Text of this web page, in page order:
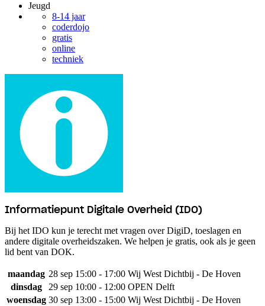
Jeugd
8-14 jaar
coderdojo
gratis
online
techniek
Informatiepunt Digitale Overheid (IDO)
Bij het IDO kun je terecht met vragen over DigiD, toeslagen en
andere digitale overheidszaken. We helpen je gratis, ook als je geen
lid bent van DOK.
maandag 28 sep 15:00 - 17:00 Wij West Dichtbij - De Hoven
dinsdag
29 sep 10:00 - 12:00 OPEN Delft
woensdag 30 sep 13:00 - 15:00 Wij West Dichtbij - De Hoven